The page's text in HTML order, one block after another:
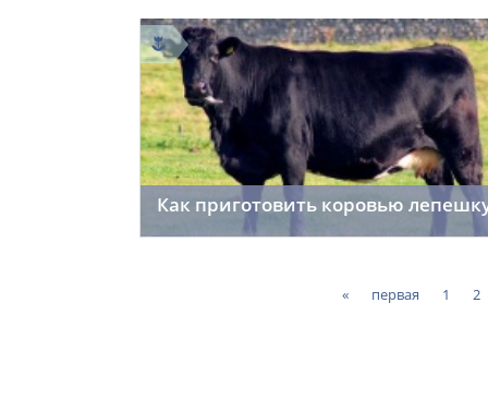
13.03.2014
Как приготовить коровью
« первая 1 2